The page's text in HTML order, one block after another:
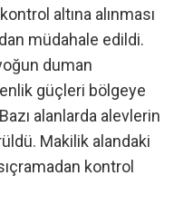
altına alınması
müdahale edildi.
duman
güçleri bölgeye
alanlarda alevlerin
Makilik alandaki
kontrol